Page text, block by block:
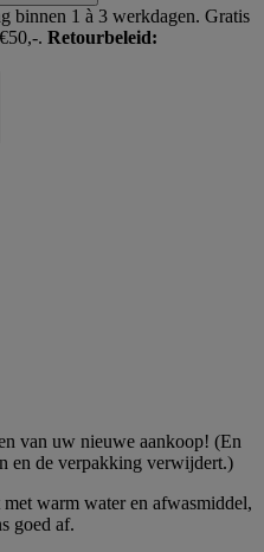
binnen 1 à 3 werkdagen. Gratis
. Retourbeleid:
van uw nieuwe aankoop! (En
en de verpakking verwijdert.)
warm water en afwasmiddel,
goed af.